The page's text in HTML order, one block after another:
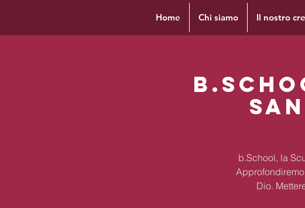
Home Chi siamo Il nostro
b.School, la
Dio.